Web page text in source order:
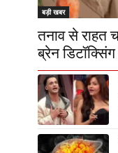
बड़ी खबर
तनाव से राहत
ब्रेन